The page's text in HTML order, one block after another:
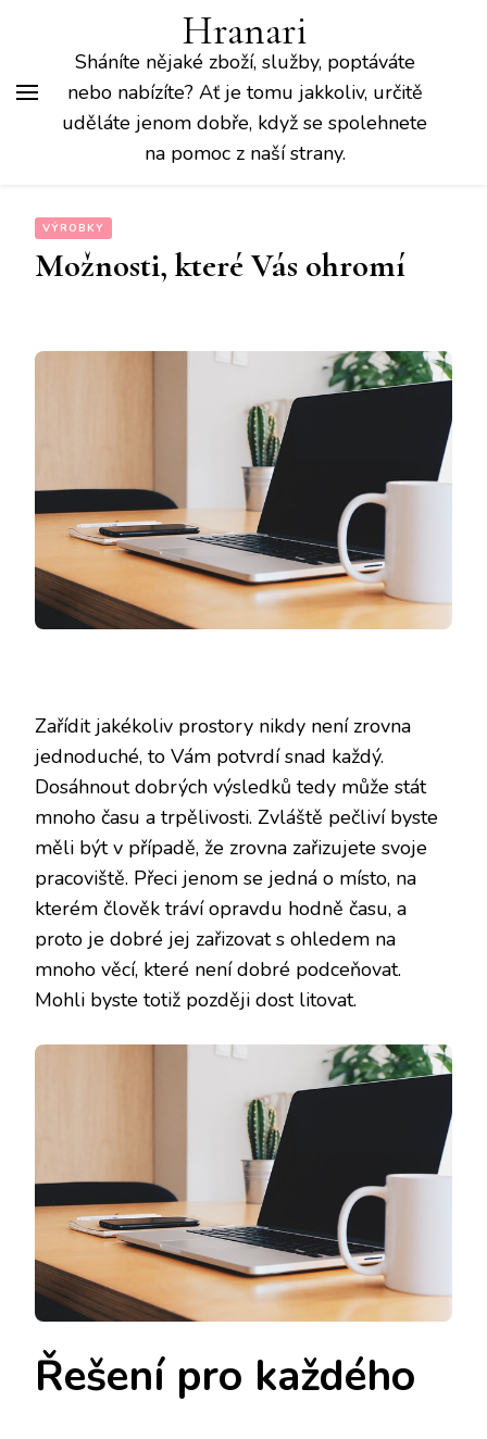
Hranari
Sháníte nějaké zboží, služby, poptáváte
nebo nabízíte? Ať je tomu jakkoliv, určitě
uděláte jenom dobře, když se spolehnete
na pomoc z naší strany.
VÝROBKY
Možnosti, které Vás ohromí
Zařídit jakékoliv prostory nikdy není zrovna
jednoduché, to Vám potvrdí snad každý.
Dosáhnout dobrých výsledků tedy může stát
mnoho času a trpělivosti. Zvláště pečliví byste
měli být v případě, že zrovna zařizujete svoje
pracoviště. Přeci jenom se jedná o místo, na
kterém člověk tráví opravdu hodně času, a
proto je dobré jej zařizovat s ohledem na
mnoho věcí, které není dobré podceňovat.
Mohli byste totiž později dost litovat.
Řešení pro každého